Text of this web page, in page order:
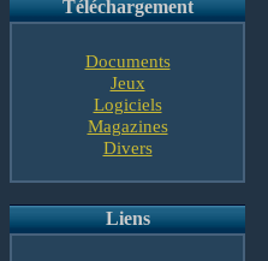
Téléchargement
Documents
Jeux
Logiciels
Magazines
Divers
Liens